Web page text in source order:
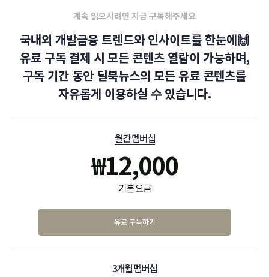
계속 읽으시려면 지금 구독해주세요
국내외 개발금융 트렌드와 인사이트를 한눈에🙌
유료 구독 결제 시 모든 콘텐츠 열람이 가능하며,
구독 기간 동안 딜북뉴스의 모든 유료 콘텐츠를
자유롭게 이용하실 수 있습니다.
월간 멤버십
₩12,000
기본 요금
유료 구독하기
3개월 멤버십